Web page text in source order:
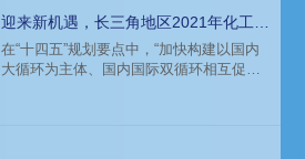
对标的时候，要对标哪些维度？用什么样
的方式？如何运用招聘平台、猎头等渠
道？
迎来新机遇，长三角地区2021年化工行
业人才招聘趋势
在“十四五”规划要点中，“加快构建以国内
大循环为主体、国内国际双循环相互促进